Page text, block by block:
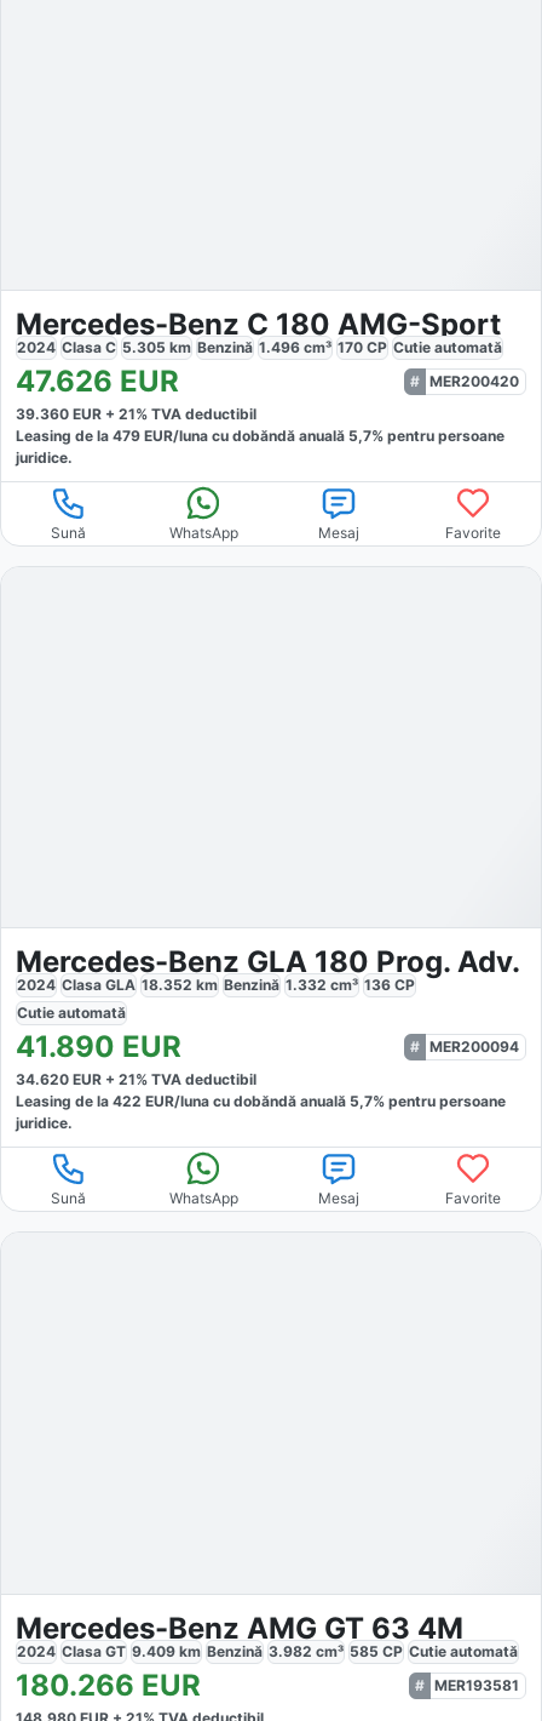
Mercedes-Benz C 180 AMG-Sport
2024 Clasa C 5.305 km Benzină 1.496 cm³ 170 CP Cutie automată
47.626 EUR
MER200420
39.360 EUR + 21% TVA deductibil
Leasing de la 479 EUR/luna cu dobăndă anuală 5,7% pentru persoane
juridice.
Sună WhatsApp Mesaj Favorite
Mercedes-Benz GLA 180 Prog. Adv.
2024 Clasa GLA 18.352 km Benzină 1.332 cm³ 136 CP
Cutie automată
41.890 EUR
MER200094
34.620 EUR + 21% TVA deductibil
Leasing de la 422 EUR/luna cu dobăndă anuală 5,7% pentru persoane
juridice.
Sună WhatsApp Mesaj Favorite
Mercedes-Benz AMG GT 63 4M
2024 Clasa GT 9.409 km Benzină 3.982 cm³ 585 CP Cutie automată
180.266 EUR
MER193581